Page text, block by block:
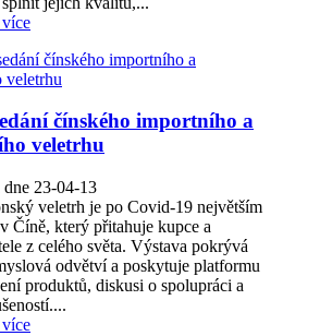
více
čínského importního a
veletrhu
dne 23-04-13
veletrh je po Covid-19 největším
Číně, který přitahuje kupce a
z celého světa. Výstava pokrývá
odvětví a poskytuje platformu
produktů, diskusi o spolupráci a
více